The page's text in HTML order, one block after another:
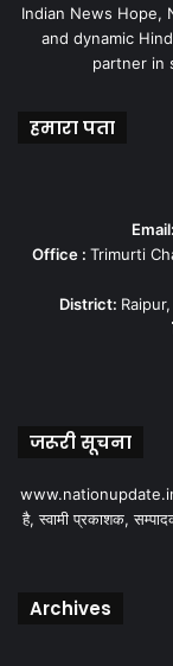
Indian News Hope,
and dynamic
partner in
हमारा पता
Email:
Office : Trimurti
District:
जरूरी सूचना
www.nationupdate.in
है, स्वामी प्रकाशक,
Archives